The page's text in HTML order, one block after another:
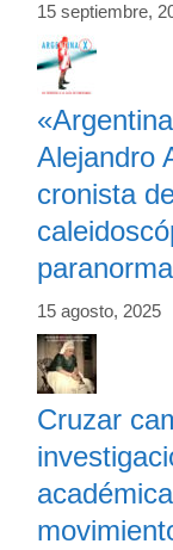
15 septiembre,
Alejandro
cronista
15 agosto, 2025
Cruzar